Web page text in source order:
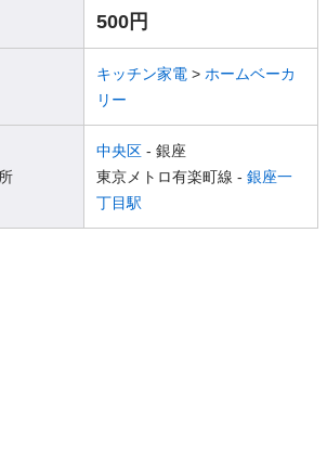
500円
キッチン家電 > ホームベーカ
リー
中央区 - 銀座
東京メトロ有楽町線 - 銀座一
丁目駅